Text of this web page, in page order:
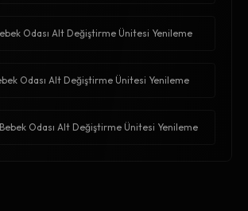
Odası Alt Değiştirme Ünitesi Yenileme
Odası Alt Değiştirme Ünitesi Yenileme
Odası Alt Değiştirme Ünitesi Yenileme